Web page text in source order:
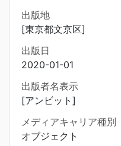
出版地
[東京都文京区]
出版日
2020-01-01
出版者名表示
[アンビット]
メディアキャリア種別
オブジェクト